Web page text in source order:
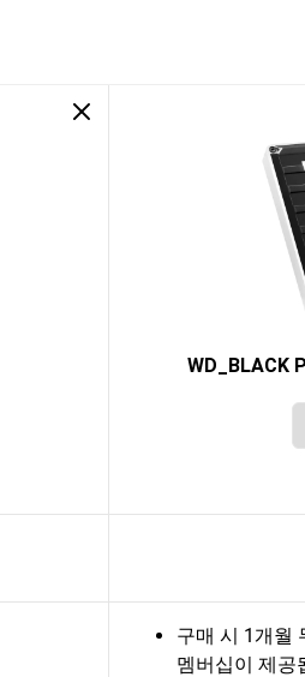
WD_BLACK
구매 시 1개월
멤버십이 제공